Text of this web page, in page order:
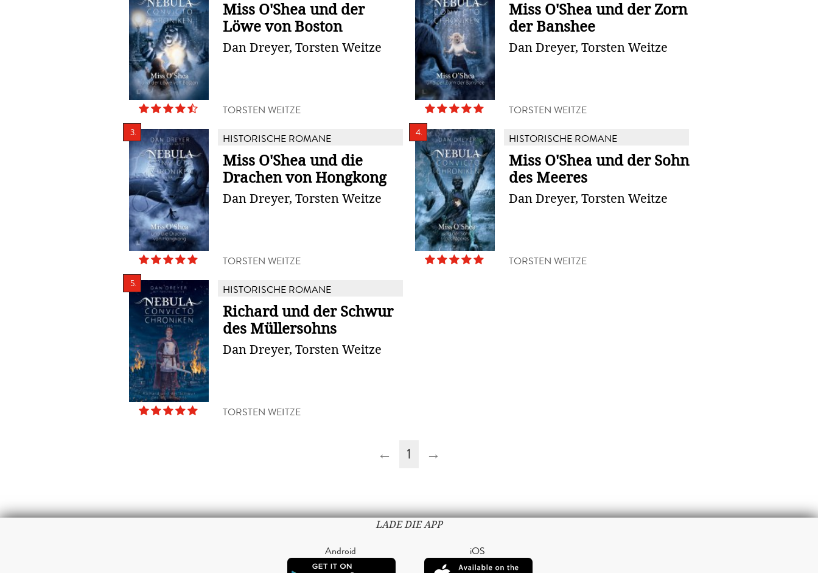
Miss O'Shea und der
Löwe von Boston
Dan Dreyer, Torsten Weitze
TORSTEN WEITZE
Miss O'Shea und der Zorn
der Banshee
Dan Dreyer, Torsten Weitze
TORSTEN WEITZE
3. HISTORISCHE ROMANE
Miss O'Shea und die
Drachen von Hongkong
Dan Dreyer, Torsten Weitze
TORSTEN WEITZE
4. HISTORISCHE ROMANE
Miss O'Shea und der Sohn
des Meeres
Dan Dreyer, Torsten Weitze
TORSTEN WEITZE
5. HISTORISCHE ROMANE
Richard und der Schwur
des Müllersohns
Dan Dreyer, Torsten Weitze
TORSTEN WEITZE
← 1 →
LADE DIE APP
Android iOS